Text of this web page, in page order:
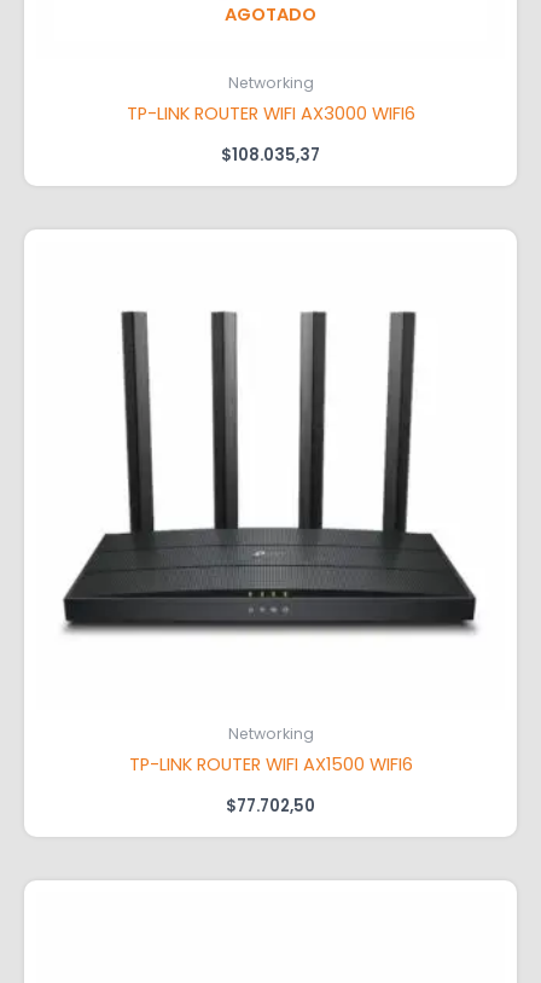
AGOTADO
Networking
TP-LINK ROUTER WIFI AX3000 WIFI6
$108.035,37
Networking
TP-LINK ROUTER WIFI AX1500 WIFI6
$77.702,50